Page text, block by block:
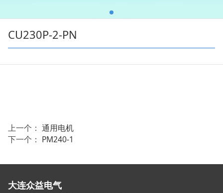
CU230P-2-PN
上一个： 通用电机
下一个： PM240-1
大连众益电气